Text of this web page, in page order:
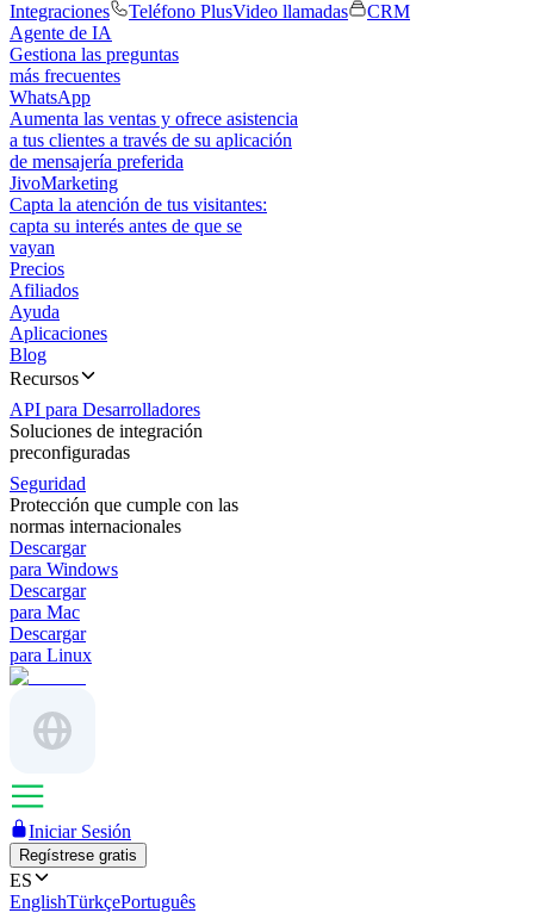
Integraciones
Teléfono PlusVideo llamadas
CRM
Agente de IA
Gestiona las preguntas
más frecuentes
WhatsApp
Aumenta las ventas y ofrece asistencia
a tus clientes a través de su aplicación
de mensajería preferida
JivoMarketing
Capta la atención de tus visitantes:
capta su interés antes de que se
vayan
Precios
Afiliados
Ayuda
Aplicaciones
Blog
Recursos
API para Desarrolladores
Soluciones de integración
preconfiguradas
Seguridad
Protección que cumple con las
normas internacionales
Descargar
para Windows
Descargar
para Mac
Descargar
para Linux
Iniciar Sesión
Regístrese gratis
ES
EnglishTürkçePortuguês